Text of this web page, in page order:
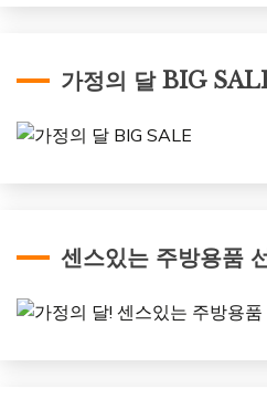
가정의 달 BIG
센스있는 주방용품